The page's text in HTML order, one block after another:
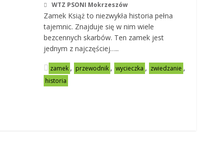
WTZ PSONI Mokrzeszów
Zamek Książ to niezwykła historia pełna
tajemnic. Znajduje się w nim wiele
bezcennych skarbów. Ten zamek jest
jednym z najczęściej…..
zamek , przewodnik , wycieczka , zwiedzanie ,
historia